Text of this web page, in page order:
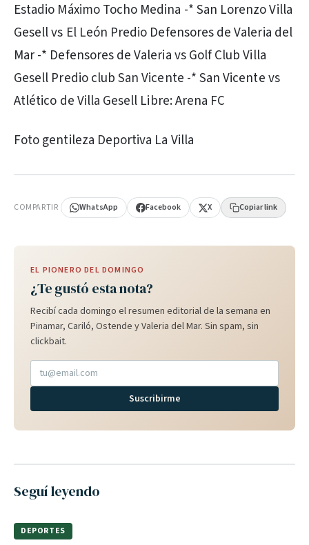
Estadio Máximo Tocho Medina -* San Lorenzo Villa
Gesell vs El León Predio Defensores de Valeria del
Mar -* Defensores de Valeria vs Golf Club Villa
Gesell Predio club San Vicente -* San Vicente vs
Atlético de Villa Gesell Libre: Arena FC
Foto gentileza Deportiva La Villa
COMPARTIR WhatsApp Facebook X Copiar link
EL PIONERO DEL DOMINGO
¿Te gustó esta nota?
Recibí cada domingo el resumen editorial de la semana en
Pinamar, Cariló, Ostende y Valeria del Mar. Sin spam, sin
clickbait.
Suscribirme
Seguí leyendo
DEPORTES